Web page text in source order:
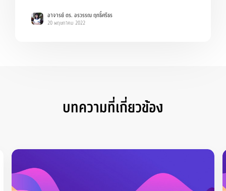
อาจารย์ ดร. อรวรรณ ฤทธิ์ศรีธร
20 พฤษภาคม 2022
บทความที่เกี่ยวข้อง